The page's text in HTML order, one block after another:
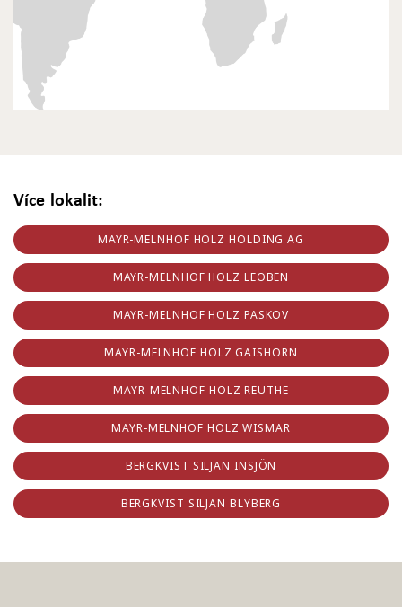
Více lokalit:
MAYR-MELNHOF HOLZ HOLDING AG
MAYR-MELNHOF HOLZ LEOBEN
MAYR-MELNHOF HOLZ PASKOV
MAYR-MELNHOF HOLZ GAISHORN
MAYR-MELNHOF HOLZ REUTHE
MAYR-MELNHOF HOLZ WISMAR
BERGKVIST SILJAN INSJÖN
BERGKVIST SILJAN BLYBERG